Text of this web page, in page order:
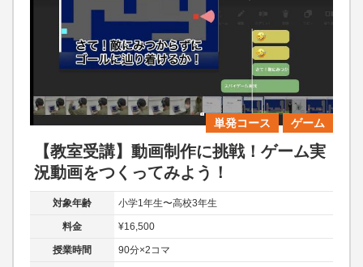
単発コース ゲーム
【教室受講】動画制作に挑戦！ゲーム実
況動画をつくってみよう！
対象年齢 小学1年生〜高校3年生
料金 ¥16,500
授業時間 90分×2コマ